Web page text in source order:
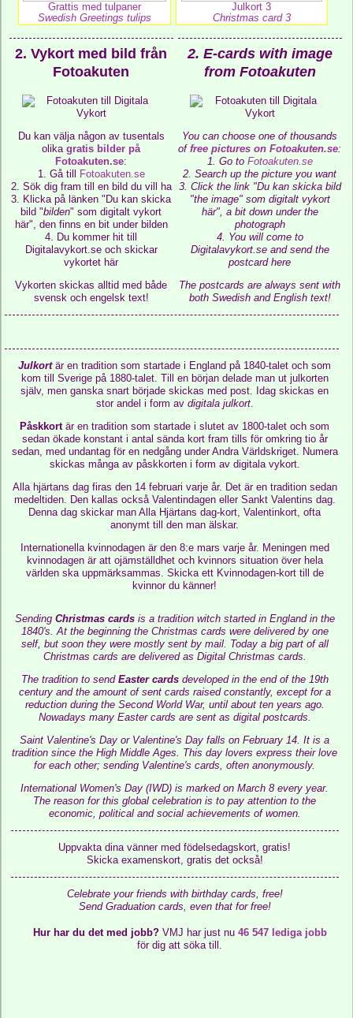
Grattis med tulpaner
Swedish Greetings tulips
Julkort 3
Christmas card 3
2. Vykort med bild från
Fotoakuten
Du kan välja någon av tusentals
olikagratis bilder på
Fotoakuten.se:
1. Gå till
Fotoakuten.se
2. Sök dig fram till en bild du vill ha
3. Klicka på länken "Du kan skicka
bild "bilden" som digitalt vykort
här", den finns en bit under bilden
4. Du kommer hit till
Digitalavykort.se och skickar
vykortet här
Vykorten skickas alltid med både
svensk och engelsk text!
2. E-cards with image
from Fotoakuten
You can choose one of thousands
offree pictures on Fotoakuten.se:
1. Go to Fotoakuten.se
2. Search up the picture you want
3. Click the link "Du kan skicka bild
"the image" som digitalt vykort
här", a bit down under the
photograph
4. You will come to
Digitalavykort.se and send the
postcard here
The postcards are always sent with
both Swedish and English text!
Julkortär en tradition som startade i England på 1840-talet och som
kom till Sverige på 1880-talet. Till en början delade man ut julkorten
själv, men ganska snart började skickas med post. Idag skickas en
stor andel i form av digitala julkort.
Påskkortär en tradition som startade i slutet av 1800-talet och som
sedan ökade konstant i antal sända kort fram tills för omkring tio år
sedan, med undantag för en nedgång under Andra Världskriget. Numera
skickas många av påskkorten i form av digitala vykort.
Alla hjärtans dag firas den 14 februari varje år. Det är en tradition sedan
medeltiden. Den kallas också Valentindagen eller Sankt Valentins dag.
Denna dag skickar man Alla Hjärtans dag-kort, Valentinkort, ofta
anonymt till den man älskar.
Internationella kvinnodagen är den 8:e mars varje år. Meningen med
kvinnodagen är att ojämställdhet och kvinnors situation över hela
världen ska uppmärksammas. Skicka ett Kvinnodagen-kort till de
kvinnor du känner!
Sending Christmas cardsis a tradition witch started in England in the
1840's. At the beginning the Christmas cards were delivered by one
self, but soon they were mostly sent by mail. Today a big part of all
Christmas cards are delivered as Digital Christmas cards.
The tradition to send Easter cardsdeveloped in the end of the 19th
century and the amount of sent cards raised constantly, except for a
reduction during the Second World War, until about ten years ago.
Nowadays many Easter cards are sent as digital postcards.
Saint Valentine's Day or Valentine's Day falls on February 14. It is a
tradition since the High Middle Ages. This day lovers express their love
for each other; sending Valentine's cards, often anonymously.
International Women's Day (IWD) is marked on March 8 every year.
The reason for this global celebration is to pay attention to the
economic, political and social achievements of women.
Uppvakta dina vänner med födelsedagskort, gratis!
Skicka examenskort, gratis det också!
Celebrate your friends with birthday cards, free!
Send Graduation cards, even that for free!
Hur har du det med jobb? VMJ har just nu 46 547 lediga jobb
för dig att söka till.